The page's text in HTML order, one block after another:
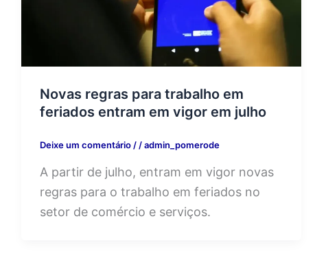
Novas regras para trabalho em
feriados entram em vigor em julho
Deixe um comentário//admin_pomerode
A partir de julho, entram em vigor novas
regras para o trabalho em feriados no
setor de comércio e serviços.